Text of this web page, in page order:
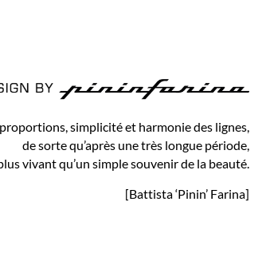
simplicité et harmonie des lignes,
de sorte qu’après une très longue période,
vivant qu’un simple souvenir de la beauté.
[Battista ‘Pinin’ Farina]